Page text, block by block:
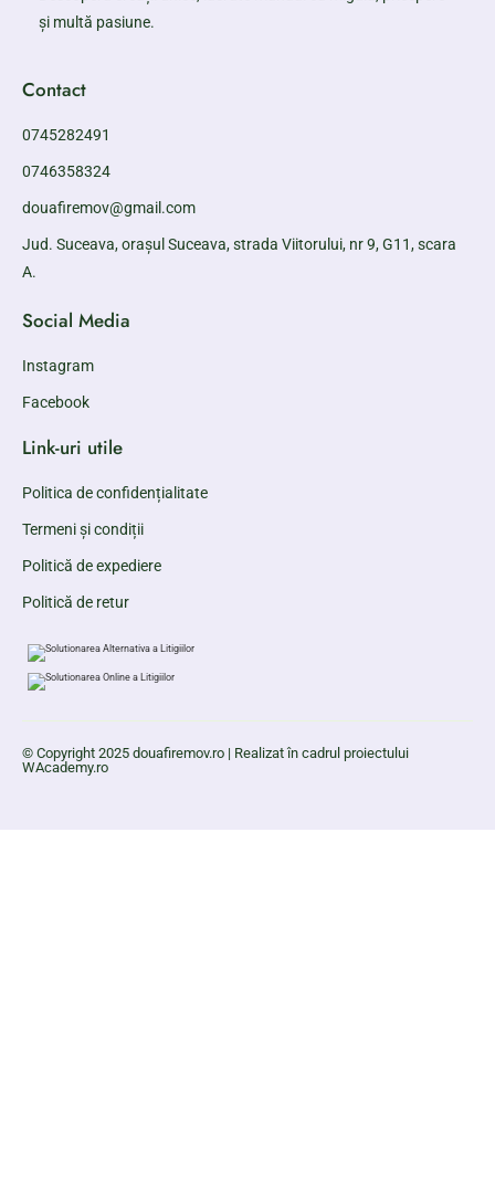
și multă pasiune.
Contact
0745282491
0746358324
douafiremov@gmail.com
Jud. Suceava, orașul Suceava, strada Viitorului, nr 9, G11, scara
A.
Social Media
Instagram
Facebook
Link-uri utile
Politica de confidențialitate
Termeni și condiții
Politică de expediere
Politică de retur
© Copyright 2025 douafiremov.ro | Realizat în cadrul proiectului
WAcademy.ro